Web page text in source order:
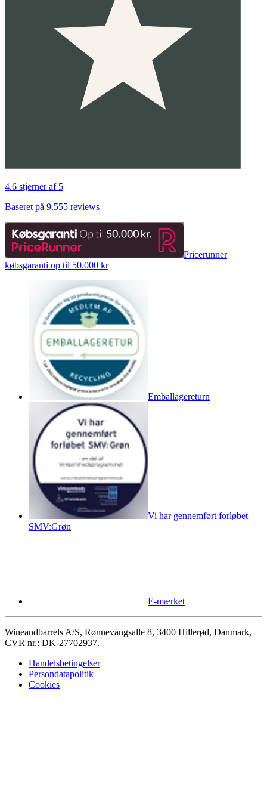
4.6 stjerner af 5
Baseret på 9.555 reviews
Pricerunner
købsgaranti op til 50.000 kr
Emballagereturn
Vi har gennemført forløbet
SMV:Grøn
E-mærket
Wineandbarrels A/S, Rønnevangsalle 8, 3400 Hillerød, Danmark,
CVR nr.: DK-27702937.
Handelsbetingelser
Persondatapolitik
Cookies